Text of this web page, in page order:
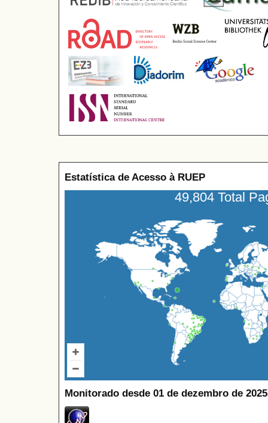
Estatística de Acesso à RUEP
49,804 Total
Monitorado desde 01 de dezembro de